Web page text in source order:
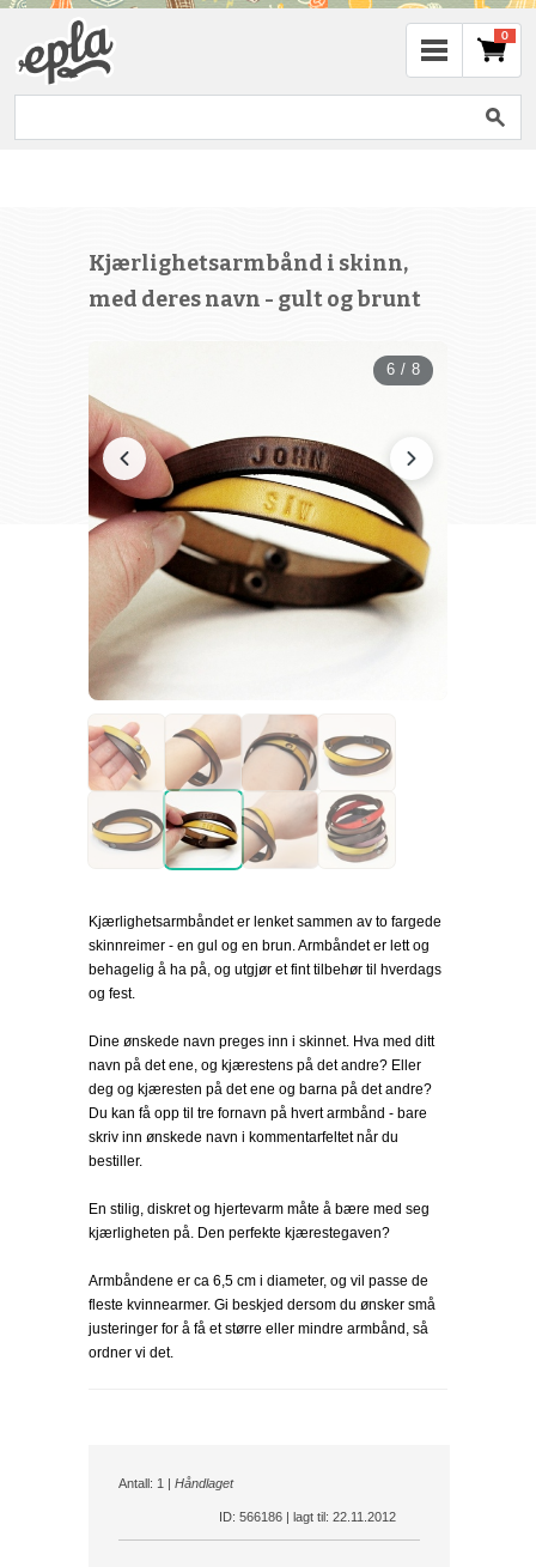
0
Kjærlighetsarmbånd i skinn,
med deres navn - gult og brunt
6 / 8
Kjærlighetsarmbåndet er lenket sammen av to fargede
skinnreimer - en gul og en brun. Armbåndet er lett og
behagelig å ha på, og utgjør et fint tilbehør til hverdags
og fest.
Dine ønskede navn preges inn i skinnet. Hva med ditt
navn på det ene, og kjærestens på det andre? Eller
deg og kjæresten på det ene og barna på det andre?
Du kan få opp til tre fornavn på hvert armbånd - bare
skriv inn ønskede navn i kommentarfeltet når du
bestiller.
En stilig, diskret og hjertevarm måte å bære med seg
kjærligheten på. Den perfekte kjærestegaven?
Armbåndene er ca 6,5 cm i diameter, og vil passe de
fleste kvinnearmer. Gi beskjed dersom du ønsker små
justeringer for å få et større eller mindre armbånd, så
ordner vi det.
Antall: 1 | Håndlaget
ID: 566186 | lagt til: 22.11.2012